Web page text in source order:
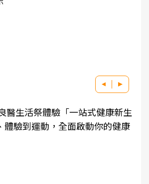
醫生活祭體驗「一站式健康新生
體驗到運動，全面啟動你的健康